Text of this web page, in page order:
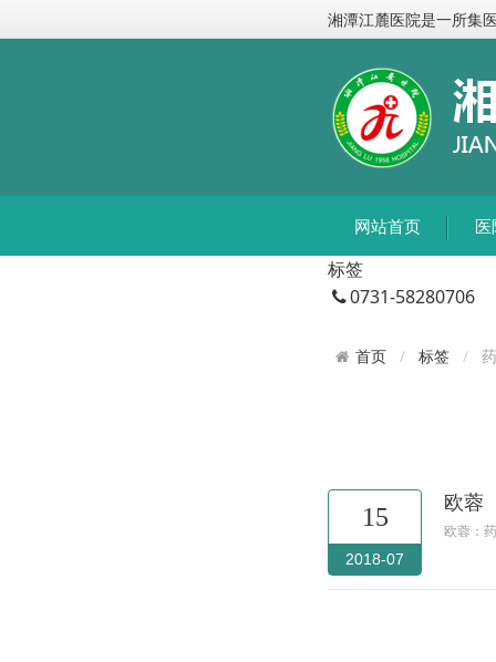
湘潭江麓医院是一所集
网站首页 医
标签
0731-58280706
首页 标签
15
2018-07
欧蓉
欧蓉：